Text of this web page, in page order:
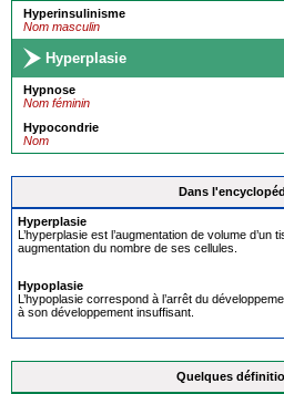
Hyperinsulinisme
Nom masculin
Hyperplasie
Hypnose
Nom féminin
Hypocondrie
Nom
Dans
Hyperplasie
L’hyperplasie est l’augmentation de volume d’un
augmentation du nombre de ses cellules.
Hypoplasie
L’hypoplasie correspond à l’arrêt du
à son développement insuffisant.
Quelques